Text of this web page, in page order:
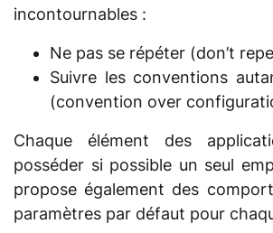
incontournables :
Ne pas se répéter (don’t
Suivre les conventions
(convention over
Chaque élément des
posséder si possible un seul
propose également des
paramètres par défaut pour